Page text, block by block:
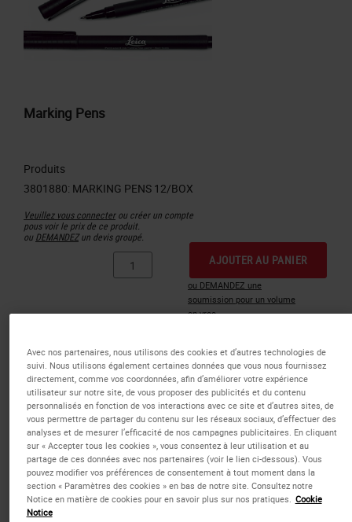
Marking Pens
Produits
Veuillez vous connecterou créer un compte
pous voir le prix de ce produit.
ou DEMANDEZun devis groupé.
AJOUTER AU PANIER
ou DEMANDEZ une
soumission pour un volume
en vrac
Avec nos partenaires, nous utilisons des cookies et d’autres technologies de
suivi. Nous utilisons également certaines données que vous nous fournissez
directement, comme vos coordonnées, afin d’améliorer votre expérience
utilisateur sur notre site, de vous proposer des publicités et du contenu
personnalisés en fonction de vos interactions avec ce site et d’autres sites, de
vous permettre de partager du contenu sur les réseaux sociaux, d’effectuer des
analyses et de mesurer l’efficacité de nos campagnes publicitaires. En cliquant
sur « Accepter tous les cookies », vous consentez à leur utilisation et au
partage de ces données avec nos partenaires (voir le lien ci-dessous). Vous
pouvez modifier vos préférences de consentement à tout moment dans la
section « Paramètres des cookies » en bas de notre site. Consultez notre
Notice en matière de cookies pour en savoir plus sur nos pratiques. Cookie
Notice